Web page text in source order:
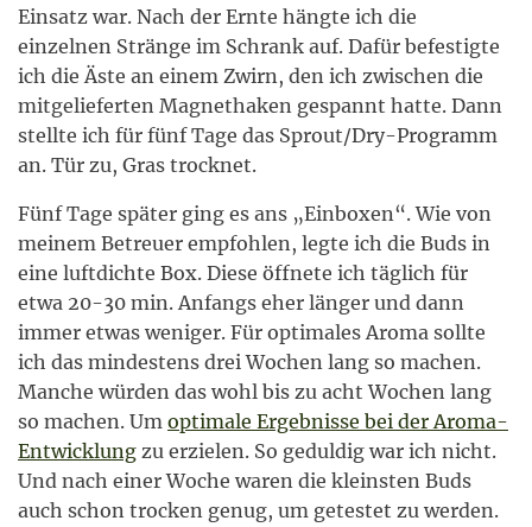
Einsatz war. Nach der Ernte hängte ich die
einzelnen Stränge im Schrank auf. Dafür befestigte
ich die Äste an einem Zwirn, den ich zwischen die
mitgelieferten Magnethaken gespannt hatte. Dann
stellte ich für fünf Tage das Sprout/Dry-Programm
an. Tür zu, Gras trocknet.
Fünf Tage später ging es ans „Einboxen“. Wie von
meinem Betreuer empfohlen, legte ich die Buds in
eine luftdichte Box. Diese öffnete ich täglich für
etwa 20-30 min. Anfangs eher länger und dann
immer etwas weniger. Für optimales Aroma sollte
ich das mindestens drei Wochen lang so machen.
Manche würden das wohl bis zu acht Wochen lang
so machen. Um optimale Ergebnisse bei der Aroma-
Entwicklung zu erzielen. So geduldig war ich nicht.
Und nach einer Woche waren die kleinsten Buds
auch schon trocken genug, um getestet zu werden.